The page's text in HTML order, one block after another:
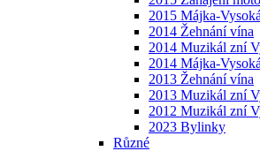
2015 Májka-Vysoká
2014 Žehnání vína
2014 Muzikál zní
2014 Májka-Vysoká
2013 Žehnání vína
2013 Muzikál zní
2012 Muzikál zní
2023 Bylinky
Různé